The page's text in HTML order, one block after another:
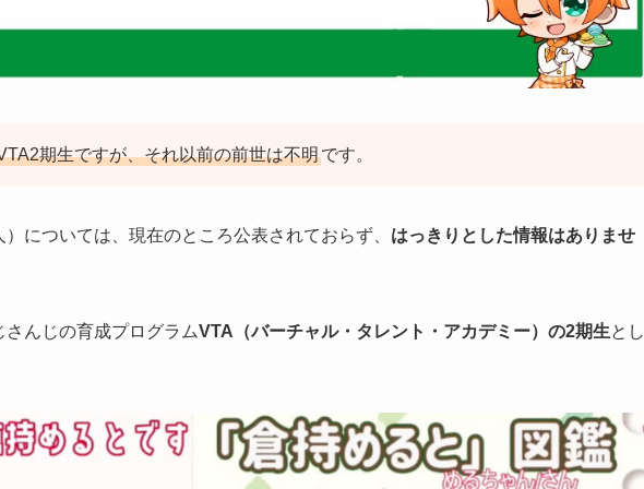
期生ですが、それ以前の前世は不明です。
については、現在のところ公表されておらず、 はっきりとした情報はありませ
んじの育成プログラムVTA（バーチャル・タレント・アカデミー）の2期生とし